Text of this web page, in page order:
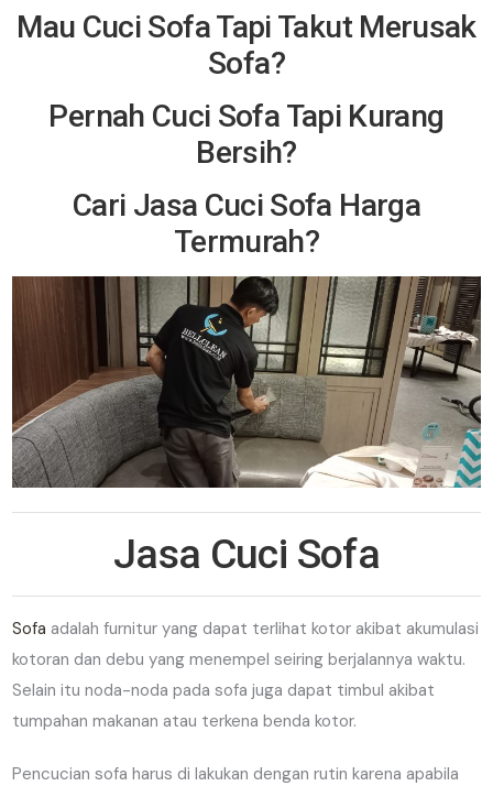
Mau Cuci Sofa Tapi Takut Merusak
Sofa?
Pernah Cuci Sofa Tapi Kurang
Bersih?
Cari Jasa Cuci Sofa Harga
Termurah?
Jasa Cuci Sofa
Sofa adalah furnitur yang dapat terlihat kotor akibat akumulasi
kotoran dan debu yang menempel seiring berjalannya waktu.
Selain itu noda-noda pada sofa juga dapat timbul akibat
tumpahan makanan atau terkena benda kotor.
Pencucian sofa harus di lakukan dengan rutin karena apabila